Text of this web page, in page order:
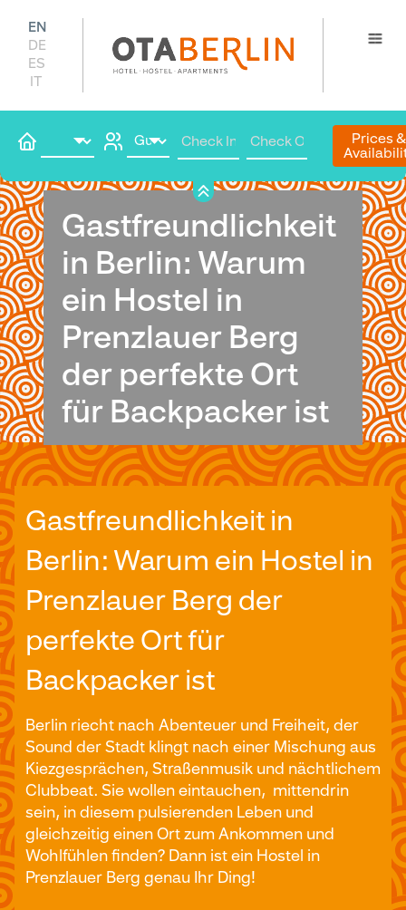
EN
DE
ES
IT
Prices &
Book
Gastfreundlichkeit
in Berlin: Warum
ein Hostel in
Prenzlauer Berg
der perfekte Ort
für Backpacker ist
Gastfreundlichkeit in
Berlin: Warum ein Hostel in
Prenzlauer Berg der
perfekte Ort für
Backpacker ist
Berlin riecht nach Abenteuer und Freiheit, der
Sound der Stadt klingt nach einer Mischung aus
Kiezgesprächen, Straßenmusik und nächtlichem
Clubbeat. Sie wollen eintauchen, mittendrin
sein, in diesem pulsierenden Leben und
gleichzeitig einen Ort zum Ankommen und
Wohlfühlen finden? Dann ist ein Hostel in
Prenzlauer Berg genau Ihr Ding!